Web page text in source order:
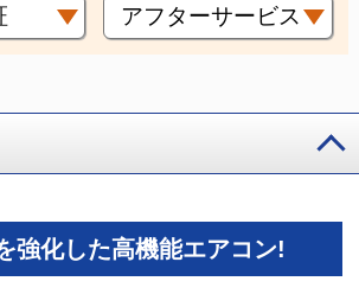
アフターサービス
強化した高機能エアコン!